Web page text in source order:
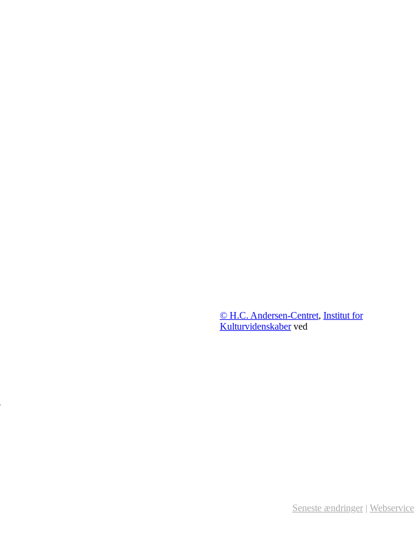
© H.C. Andersen-Centret, Institut for
Kulturvidenskaberved
Seneste ændringer | Webservice